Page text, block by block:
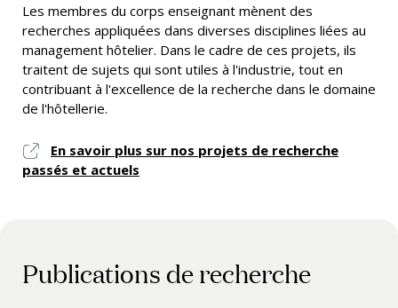
Les membres du corps enseignant mènent des
recherches appliquées dans diverses disciplines liées au
management hôtelier. Dans le cadre de ces projets, ils
traitent de sujets qui sont utiles à l'industrie, tout en
contribuant à l'excellence de la recherche dans le domaine
de l'hôtellerie.
En savoir plus sur nos projets de recherche
passés et actuels
Publications de recherche